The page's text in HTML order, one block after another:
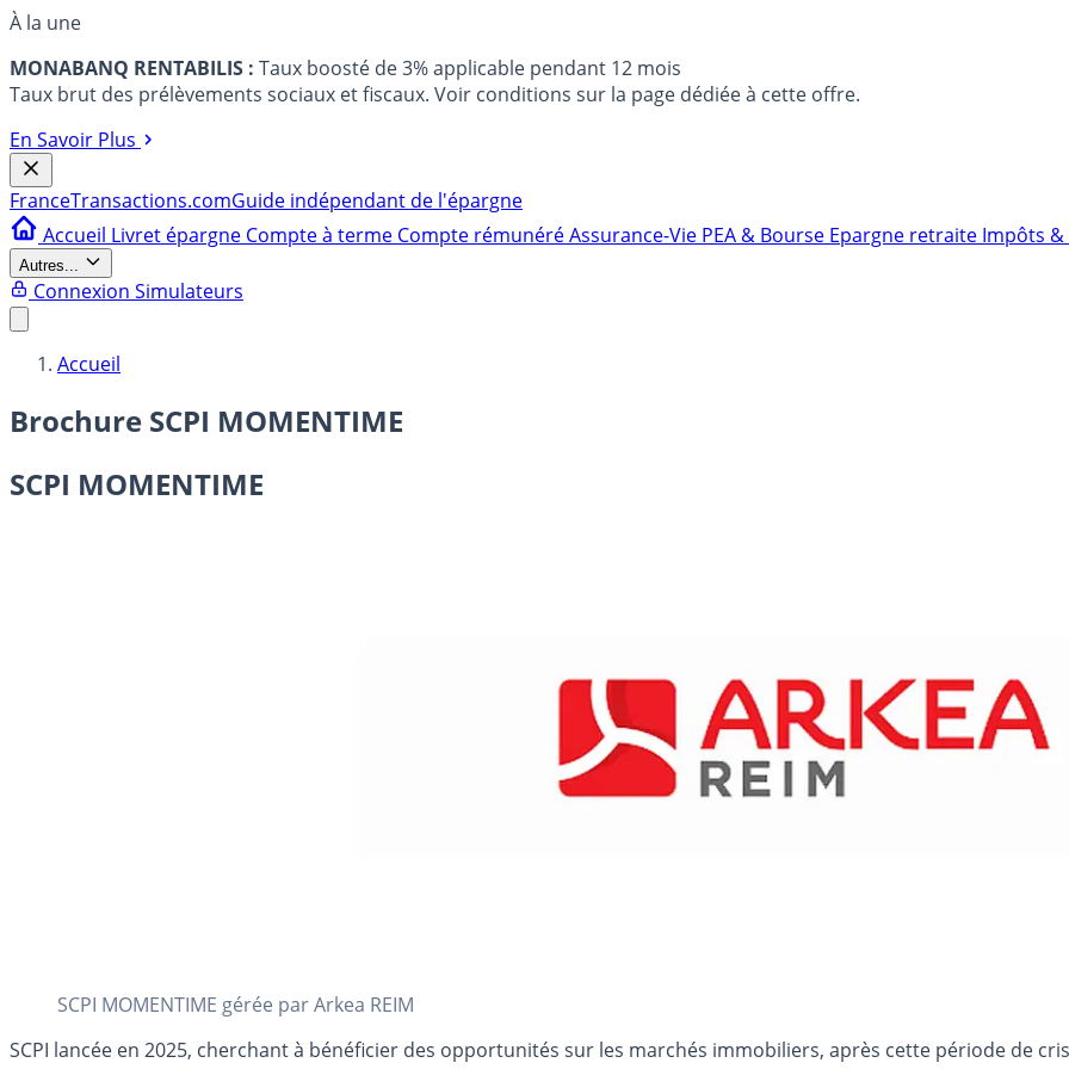
À la une
MONABANQ RENTABILIS : Taux boosté de 3% applicable pendant 12 mois
Taux brut des prélèvements sociaux et fiscaux. Voir conditions sur la page dédiée à cette offre.
En Savoir Plus
FranceTransactions.comGuide indépendant de l'épargne
Accueil Livret épargne Compte à terme Compte rémunéréAssurance-Vie PEA & Bourse Epargne retraite Impôts &
Autres...
Connexion Simulateurs
Accueil
Brochure SCPI MOMENTIME
SCPI MOMENTIME
SCPI MOMENTIME gérée par Arkea REIM
SCPI lancée en 2025, cherchant à bénéficier des opportunités sur les marchés immobiliers, après cette période de